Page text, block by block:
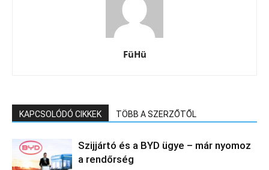
FüHü
KAPCSOLÓDÓ CIKKEK TÖBB A SZERZŐTŐL
Szijjártó és a BYD ügye – már nyomoz
a rendőrség